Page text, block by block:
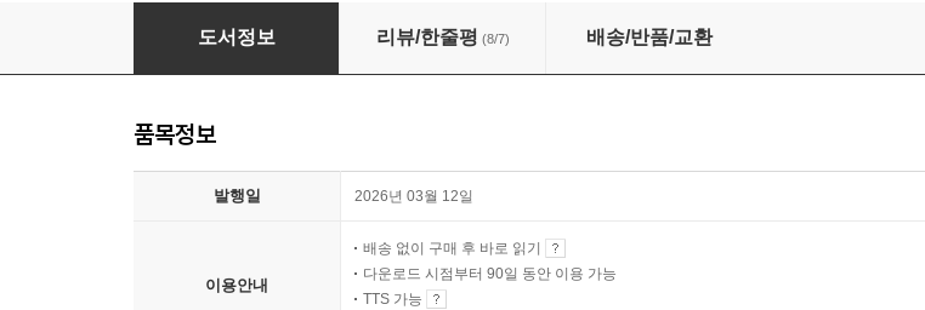
[대여] 레이어링
도서정보 리뷰/한줄평 (8/7) 배송/반품/교환
품목정보
발행일 2026년 03월 12일
이용안내
배송 없이 구매 후 바로 읽기
다운로드 시점부터 90일 동안 이용 가능
TTS 가능